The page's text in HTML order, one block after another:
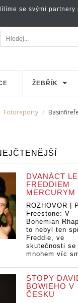
ŽEBŘÍK
Fotoreporty
DVANÁCT
FREDDIEM
MERCURYM
ROZHOVOR |
Freestone: V
Bohemian
to nebyl ten
Freddie, ve
skutečnosti se
mnohem víc
STOPY
BOWIEHO V
ČESKU
se svými